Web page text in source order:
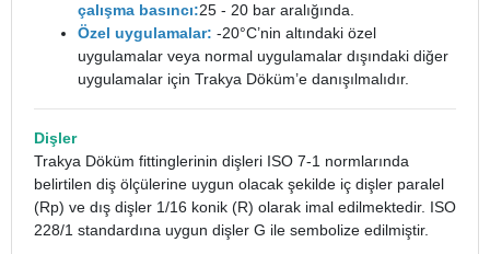
çalışma basıncı:25 - 20 bar aralığında.
Özel uygulamalar: -20°C’nin altındaki özel
uygulamalar veya normal uygulamalar dışındaki diğer
uygulamalar için Trakya Döküm’e danışılmalıdır.
Dişler
Trakya Döküm fittinglerinin dişleri ISO 7-1 normlarında
belirtilen diş ölçülerine uygun olacak şekilde iç dişler paralel
(Rp) ve dış dişler 1/16 konik (R) olarak imal edilmektedir. ISO
228/1 standardına uygun dişler G ile sembolize edilmiştir.